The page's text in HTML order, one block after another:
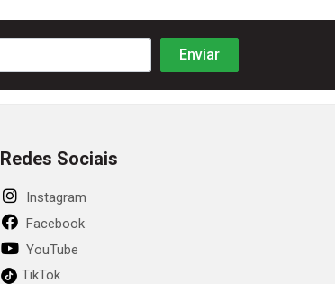
Redes Sociais
Instagram
Facebook
YouTube
TikTok